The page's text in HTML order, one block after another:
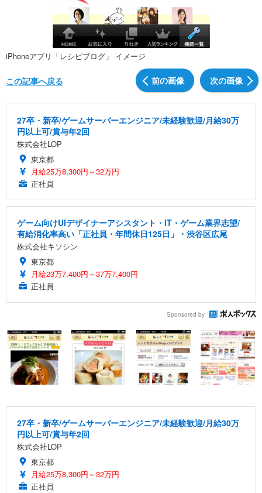
iPhoneアプリ「レシピブログ」 イメージ
前の画像 次の画像
この記事へ戻る
27卒・新卒/ゲームサーバーエンジニア/未経験歓迎/月給30万
円以上可/賞与年2回
株式会社LOP
東京都
月給25万8,300円～32万円
正社員
ゲーム向けUIデザイナーアシスタント・IT・ゲーム業界志望/
有給消化率高い「正社員・年間休日125日」・渋谷区広尾
株式会社キソシン
東京都
月給23万7,400円～37万7,400円
正社員
Sponsored by
27卒・新卒/ゲームサーバーエンジニア/未経験歓迎/月給30万
円以上可/賞与年2回
株式会社LOP
東京都
月給25万8,300円～32万円
正社員